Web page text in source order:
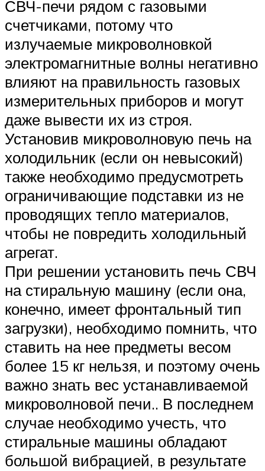
СВЧ-печи рядом с газовыми
счетчиками, потому что
излучаемые микроволновкой
электромагнитные волны негативно
влияют на правильность газовых
измерительных приборов и могут
даже вывести их из строя.
Установив микроволновую печь на
холодильник (если он невысокий)
также необходимо предусмотреть
ограничивающие подставки из не
проводящих тепло материалов,
чтобы не повредить холодильный
агрегат.
При решении установить печь СВЧ
на стиральную машину (если она,
конечно, имеет фронтальный тип
загрузки), необходимо помнить, что
ставить на нее предметы весом
более 15 кг нельзя, и поэтому очень
важно знать вес устанавливаемой
микроволновой печи.. В последнем
случае необходимо учесть, что
стиральные машины обладают
большой вибрацией, в результате